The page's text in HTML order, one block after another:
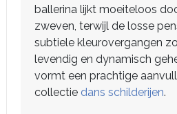
ballerina lijkt moeiteloos
zweven, terwijl de losse
subtiele kleurovergangen
levendig en dynamisch
vormt een prachtige
collectie dans schilderijen.